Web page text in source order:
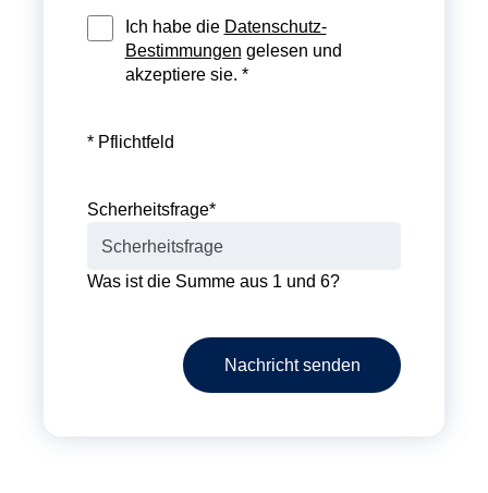
Ich habe die Datenschutz-
Bestimmungen gelesen und
akzeptiere sie. *
* Pflichtfeld
Scherheitsfrage*
Was ist die Summe aus 1 und 6?
Nachricht senden